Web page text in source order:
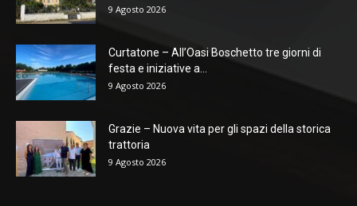
9 Agosto 2026
Curtatone – All’Oasi Boschetto tre giorni di
festa e iniziative a...
9 Agosto 2026
Grazie – Nuova vita per gli spazi della storica
trattoria
9 Agosto 2026